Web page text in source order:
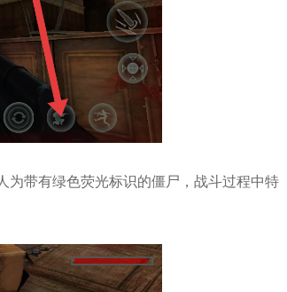
为带有绿色荧光标识的僵尸，战斗过程中特